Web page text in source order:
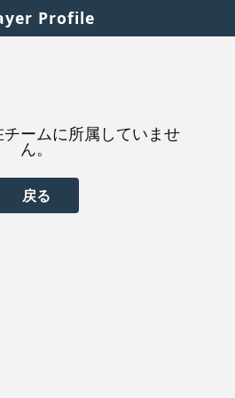
Profile
ームに所属していませ
ん。
戻る